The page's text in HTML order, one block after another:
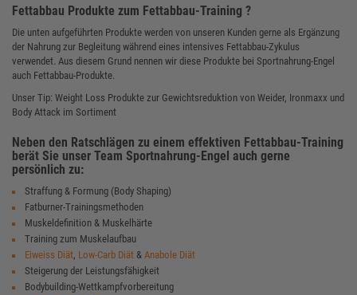
Fettabbau Produkte zum Fettabbau-Training ?
Die unten aufgeführten Produkte werden von unseren Kunden gerne als Ergänzung
der Nahrung zur Begleitung während eines intensives Fettabbau-Zykulus
verwendet. Aus diesem Grund nennen wir diese Produkte bei Sportnahrung-Engel
auch Fettabbau-Produkte.
Unser Tip: Weight Loss Produkte zur Gewichtsreduktion von Weider, Ironmaxx und
Body Attack im Sortiment
Neben den Ratschlägen zu einem effektiven Fettabbau-Training
berät Sie unser Team Sportnahrung-Engel auch gerne
persönlich zu:
Straffung & Formung (Body Shaping)
Fatburner-Trainingsmethoden
Muskeldefinition & Muskelhärte
Training zum Muskelaufbau
Eiweiss Diät, Low-Carb Diät & Anabole Diät
Steigerung der Leistungsfähigkeit
Bodybuilding-Wettkampfvorbereitung